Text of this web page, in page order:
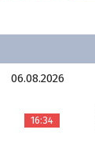
06.08.2026
16:34